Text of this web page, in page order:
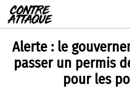
Aller
au
contenu
Alerte : le
passer un permis
pour les